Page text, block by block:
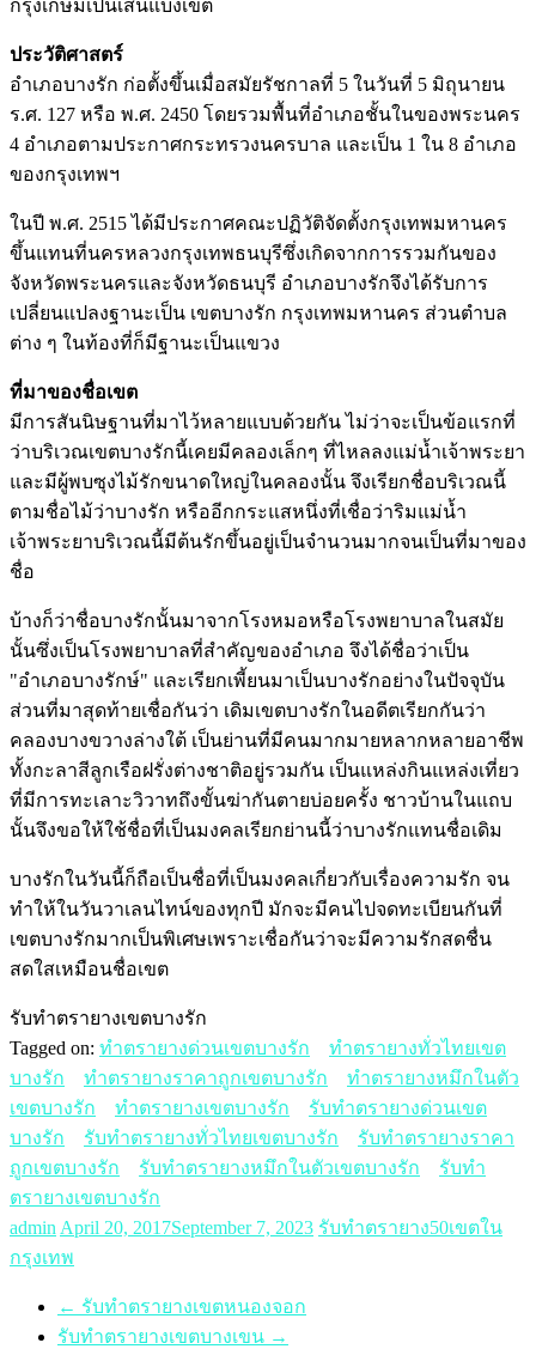
กรุงเกษมเป็นเส้นแบ่งเขต
ประวัติศาสตร์
อำเภอบางรัก ก่อตั้งขึ้นเมื่อสมัยรัชกาลที่ 5 ในวันที่ 5 มิถุนายน
ร.ศ. 127 หรือ พ.ศ. 2450 โดยรวมพื้นที่อำเภอชั้นในของพระนคร
4 อำเภอตามประกาศกระทรวงนครบาล และเป็น 1 ใน 8 อำเภอ
ของกรุงเทพฯ
ในปี พ.ศ. 2515 ได้มีประกาศคณะปฏิวัติจัดตั้งกรุงเทพมหานคร
ขึ้นแทนที่นครหลวงกรุงเทพธนบุรีซึ่งเกิดจากการรวมกันของ
จังหวัดพระนครและจังหวัดธนบุรี อำเภอบางรักจึงได้รับการ
เปลี่ยนแปลงฐานะเป็น เขตบางรัก กรุงเทพมหานคร ส่วนตำบล
ต่าง ๆ ในท้องที่ก็มีฐานะเป็นแขวง
ที่มาของชื่อเขต
มีการสันนิษฐานที่มาไว้หลายแบบด้วยกัน ไม่ว่าจะเป็นข้อแรกที่
ว่าบริเวณเขตบางรักนี้เคยมีคลองเล็กๆ ที่ไหลลงแม่น้ำเจ้าพระยา
และมีผู้พบซุงไม้รักขนาดใหญ่ในคลองนั้น จึงเรียกชื่อบริเวณนี้
ตามชื่อไม้ว่าบางรัก หรืออีกกระแสหนึ่งที่เชื่อว่าริมแม่น้ำ
เจ้าพระยาบริเวณนี้มีต้นรักขึ้นอยู่เป็นจำนวนมากจนเป็นที่มาของ
ชื่อ
บ้างก็ว่าชื่อบางรักนั้นมาจากโรงหมอหรือโรงพยาบาลในสมัย
นั้นซึ่งเป็นโรงพยาบาลที่สำคัญของอำเภอ จึงได้ชื่อว่าเป็น
"อำเภอบางรักษ์" และเรียกเพี้ยนมาเป็นบางรักอย่างในปัจจุบัน
ส่วนที่มาสุดท้ายเชื่อกันว่า เดิมเขตบางรักในอดีตเรียกกันว่า
คลองบางขวางล่างใต้ เป็นย่านที่มีคนมากมายหลากหลายอาชีพ
ทั้งกะลาสีลูกเรือฝรั่งต่างชาติอยู่รวมกัน เป็นแหล่งกินแหล่งเที่ยว
ที่มีการทะเลาะวิวาทถึงขั้นฆ่ากันตายบ่อยครั้ง ชาวบ้านในแถบ
นั้นจึงขอให้ใช้ชื่อที่เป็นมงคลเรียกย่านนี้ว่าบางรักแทนชื่อเดิม
บางรักในวันนี้ก็ถือเป็นชื่อที่เป็นมงคลเกี่ยวกับเรื่องความรัก จน
ทำให้ในวันวาเลนไทน์ของทุกปี มักจะมีคนไปจดทะเบียนกันที่
เขตบางรักมากเป็นพิเศษเพราะเชื่อกันว่าจะมีความรักสดชื่น
สดใสเหมือนชื่อเขต
รับทำตรายางเขตบางรัก
Tagged on: ทำตรายางด่วนเขตบางรัก
ทำตรายางทั่วไทยเขต
บางรัก
ทำตรายางราคาถูกเขตบางรัก
ทำตรายางหมึกในตัว
เขตบางรัก
ทำตรายางเขตบางรัก
รับทำตรายางด่วนเขต
บางรัก
รับทำตรายางทั่วไทยเขตบางรัก
รับทำตรายางราคา
ถูกเขตบางรัก
รับทำตรายางหมึกในตัวเขตบางรัก
รับทำ
ตรายางเขตบางรัก
admin April 20, 2017September 7, 2023 รับทำตรายาง50เขตใน
กรุงเทพ
← รับทำตรายางเขตหนองจอก
รับทำตรายางเขตบางเขน →